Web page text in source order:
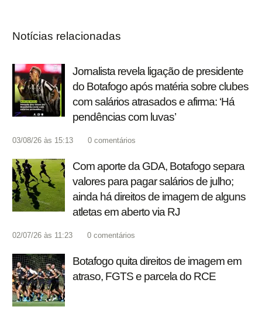
Notícias relacionadas
Jornalista revela ligação de presidente
do Botafogo após matéria sobre clubes
com salários atrasados e afirma: ‘Há
pendências com luvas’
03/08/26 às 15:13 0 comentários
Com aporte da GDA, Botafogo separa
valores para pagar salários de julho;
ainda há direitos de imagem de alguns
atletas em aberto via RJ
02/07/26 às 11:23 0 comentários
Botafogo quita direitos de imagem em
atraso, FGTS e parcela do RCE